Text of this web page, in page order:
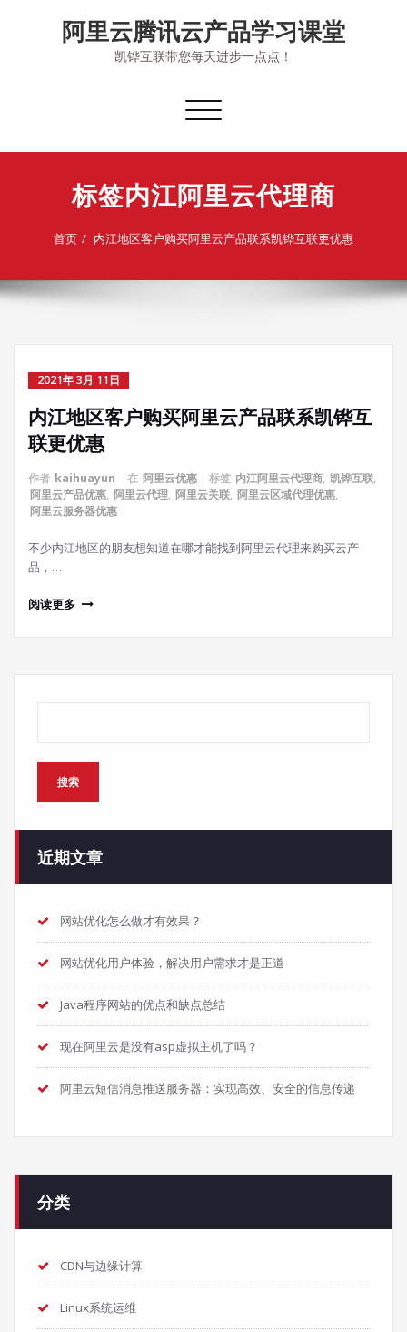
阿里云腾讯云产品学习课堂
凯铧互联带您每天进步一点点！
切
导
标签内江阿里云代理商
首页 内江地区客户购买阿里云产品联系凯铧互联更优惠
2021年 3月 11日
内江地区客户购买阿里云产品联系凯铧互
联更优惠
作者 kaihuayun 在 阿里云优惠 标签 内江阿里云代理商, 凯铧互联,
阿里云产品优惠, 阿里云代理, 阿里云关联, 阿里云区域代理优惠,
阿里云服务器优惠
不少内江地区的朋友想知道在哪才能找到阿里云代理来购买云产
品，…
阅读更多
搜索
近期文章
网站优化怎么做才有效果？
网站优化用户体验，解决用户需求才是正道
Java程序网站的优点和缺点总结
现在阿里云是没有asp虚拟主机了吗？
阿里云短信消息推送服务器：实现高效、安全的信息传递
分类
CDN与边缘计算
Linux系统运维